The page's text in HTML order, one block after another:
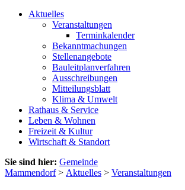
Aktuelles
Veranstaltungen
Terminkalender
Bekanntmachungen
Stellenangebote
Bauleitplanverfahren
Ausschreibungen
Mitteilungsblatt
Klima & Umwelt
Rathaus & Service
Leben & Wohnen
Freizeit & Kultur
Wirtschaft & Standort
Sie sind hier: Gemeinde
Mammendorf> Aktuelles > Veranstaltungen